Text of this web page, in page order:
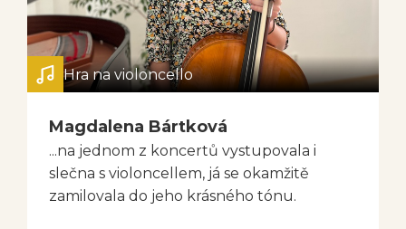
Hra na violoncello
Magdalena Bártková
...na jednom z koncertů vystupovala i
slečna s violoncellem, já se okamžitě
zamilovala do jeho krásného tónu.